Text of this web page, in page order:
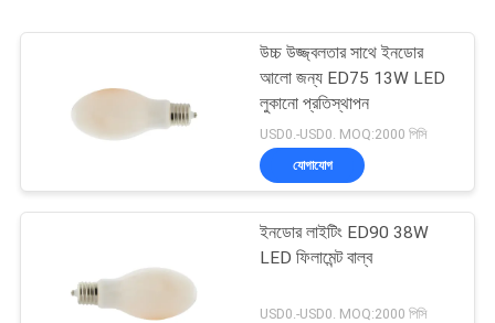
উচ্চ উজ্জ্বলতার সাথে ইনডোর
আলো জন্য ED75 13W LED
লুকানো প্রতিস্থাপন
USD0.-USD0. MOQ:2000 পিসি
যোগাযোগ
ইনডোর লাইটিং ED90 38W
LED ফিলামেন্ট বাল্ব
USD0.-USD0. MOQ:2000 পিসি